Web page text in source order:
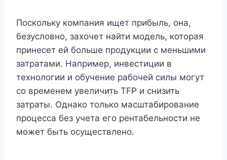
Поскольку компания ищет прибыль, она,
безусловно, захочет найти модель, которая
принесет ей больше продукции с меньшими
затратами. Например, инвестиции в
технологии и обучение рабочей силы могут
со временем увеличить TFP и снизить
затраты. Однако только масштабирование
процесса без учета его рентабельности не
может быть осуществлено.